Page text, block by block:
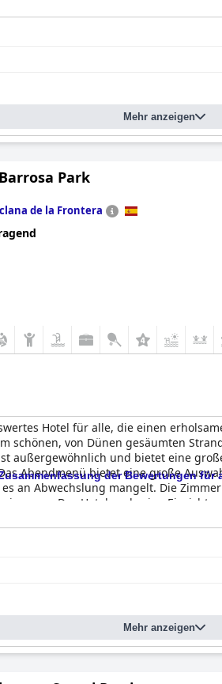
des Hotels bietet.
Mehr anzeigen
Park
de la Frontera
Hotel für alle, die einen
schönen, von Dünen gesäumten
außergewöhnlich und bietet eine
Abendmenü bietet eine große
an Abwechslung mangelt. Die
Das Hotel und seine
die Erwartungen immer wieder
Oase mit einem beheizten
und einem Spielplatz im Freien für
etwas unordentlich sind. Insgesamt ist
des Strandes bewundern möchten.
der Bewertungen für
Mehr anzeigen